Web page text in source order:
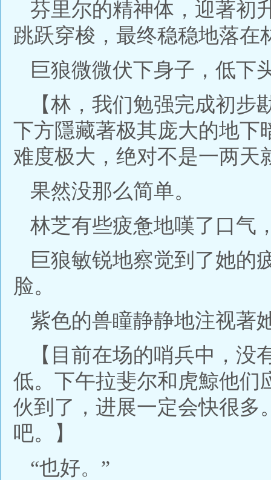
芬里尔的精神体，迎著初
跳跃穿梭，最终稳稳地落在
巨狼微微伏下身子，低下
【林，我们勉强完成初
下方隱藏著极其庞大的地下
难度极大，绝对不是一两天
果然没那么简单。
林芝有些疲惫地嘆了口气
巨狼敏锐地察觉到了她的
脸。
紫色的兽瞳静静地注视著
【目前在场的哨兵中，
低。下午拉斐尔和虎鯨他们
伙到了，进展一定会快很多
吧。】
“也好。”